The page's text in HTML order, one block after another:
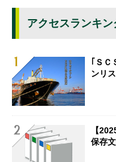
アクセスランキン
｢Ｓ
ンリ
【
保存